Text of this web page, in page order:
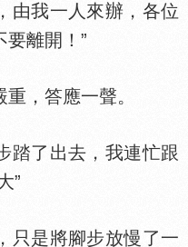
由我一人來辦，各位
要離開！”
，答應一聲。
了出去，我連忙跟
”
是將腳步放慢了一